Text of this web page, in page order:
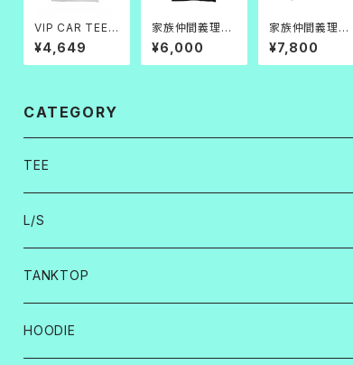
VIP CAR TEE
白帝
¥4,649
家族仲間義理人
情 TEE_黒
¥6,000
家族仲間義理人
情 L/S 白赤
¥7,800
CATEGORY
TEE
L/S
TANKTOP
HOODIE